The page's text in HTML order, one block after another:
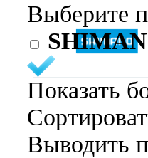
Выберите
Показать
Выводить